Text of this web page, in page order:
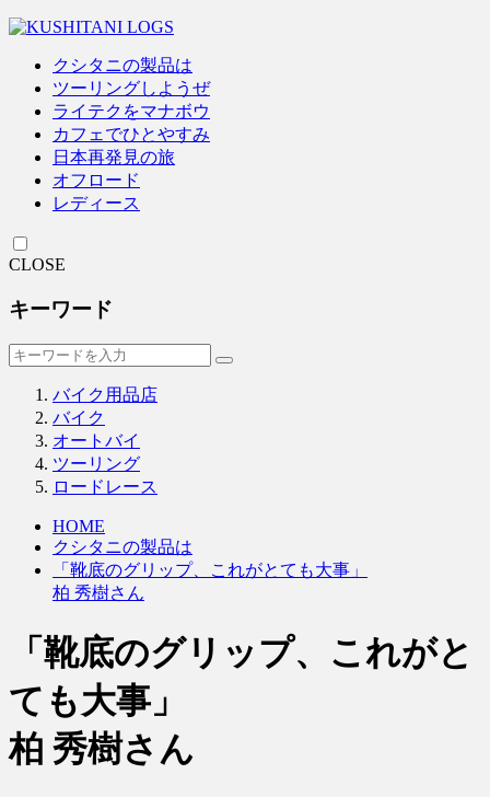
クシタニの製品は
ツーリングしようぜ
ライテクをマナボウ
カフェでひとやすみ
日本再発見の旅
オフロード
レディース
CLOSE
キーワード
バイク用品店
バイク
オートバイ
ツーリング
ロードレース
HOME
クシタニの製品は
「靴底のグリップ、これがとても大事」
柏 秀樹さん
「靴底のグリップ、これがと
ても大事」
柏 秀樹さん